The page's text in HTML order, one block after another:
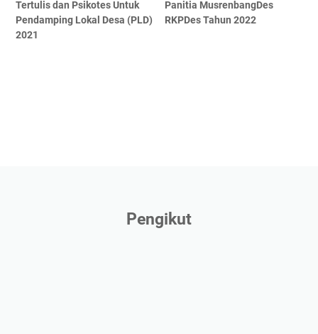
Tertulis dan Psikotes Untuk
Pendamping Lokal Desa (PLD)
2021
Panitia MusrenbangDes
RKPDes Tahun 2022
Pengikut